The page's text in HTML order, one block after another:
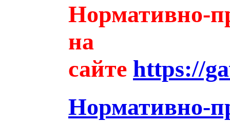
Нормативно-
на
сайте https://
Нормативно-